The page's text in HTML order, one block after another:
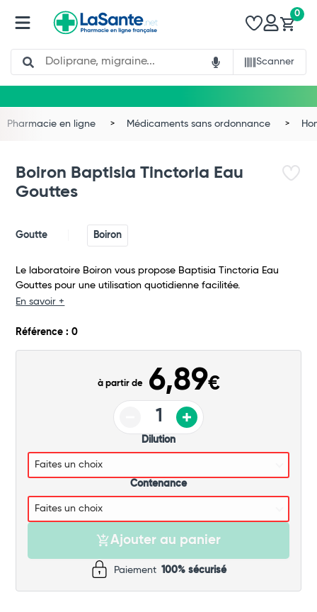
Search
Scanner
0
Total
Pharmacie en ligne Médicaments sans ordonnance
Boiron Baptisia Tinctoria Eau
Gouttes
Goutte Boiron
Le laboratoire Boiron vous propose Baptisia Tinctoria Eau
Gouttes pour une utilisation quotidienne facilitée.
En savoir +
Référence : 0
à partir de 6,89€
Dilution
Contenance
Ajouter au panier
Paiement 100% sécurisé